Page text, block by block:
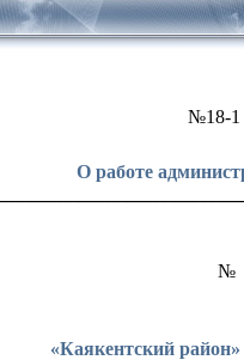
№18-1
О работе
№
«Каякентский